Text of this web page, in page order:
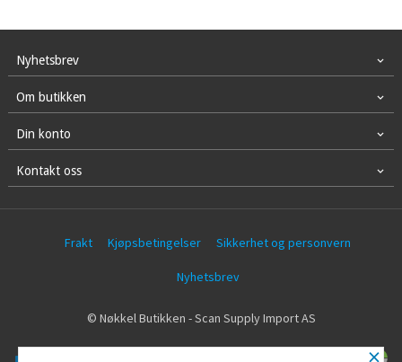
Nyhetsbrev
Om butikken
Din konto
Kontakt oss
Frakt Kjøpsbetingelser Sikkerhet og personvern
Nyhetsbrev
© Nøkkel Butikken - Scan Supply Import AS